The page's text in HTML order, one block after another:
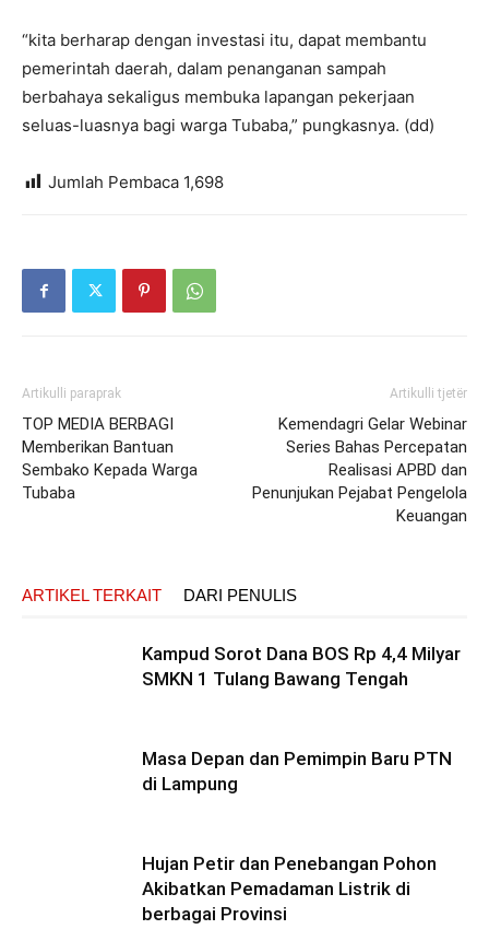
“kita berharap dengan investasi itu, dapat membantu
pemerintah daerah, dalam penanganan sampah
berbahaya sekaligus membuka lapangan pekerjaan
seluas-luasnya bagi warga Tubaba,” pungkasnya. (dd)
Jumlah Pembaca 1,698
Artikulli paraprak
TOP MEDIA BERBAGI
Memberikan Bantuan
Sembako Kepada Warga
Tubaba
Artikulli tjetër
Kemendagri Gelar Webinar
Series Bahas Percepatan
Realisasi APBD dan
Penunjukan Pejabat Pengelola
Keuangan
ARTIKEL TERKAIT DARI PENULIS
Kampud Sorot Dana BOS Rp 4,4 Milyar
SMKN 1 Tulang Bawang Tengah
Masa Depan dan Pemimpin Baru PTN
di Lampung
Hujan Petir dan Penebangan Pohon
Akibatkan Pemadaman Listrik di
berbagai Provinsi